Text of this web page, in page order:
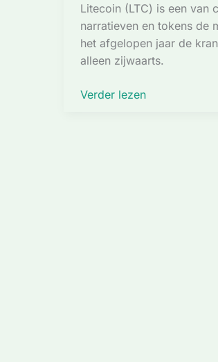
Litecoin (LTC) is een van
narratieven en tokens de
het afgelopen jaar de
alleen zijwaarts.
Analysten
Verder lezen